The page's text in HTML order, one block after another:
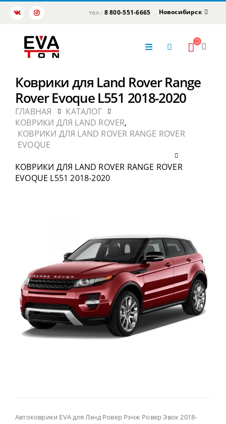
тел.: 8 800-551-6665 Новосибирск
Коврики для Land Rover Range
Rover Evoque L551 2018-2020
ГЛАВНАЯ
КАТАЛОГ
КОВРИКИ ДЛЯ LAND ROVER,
КОВРИКИ ДЛЯ LAND ROVER RANGE ROVER
EVOQUE
КОВРИКИ ДЛЯ LAND ROVER RANGE ROVER
EVOQUE L551 2018-2020
Автоковрики EVA для Лэнд Ровер Рэнж Ровер Эвок 2018-